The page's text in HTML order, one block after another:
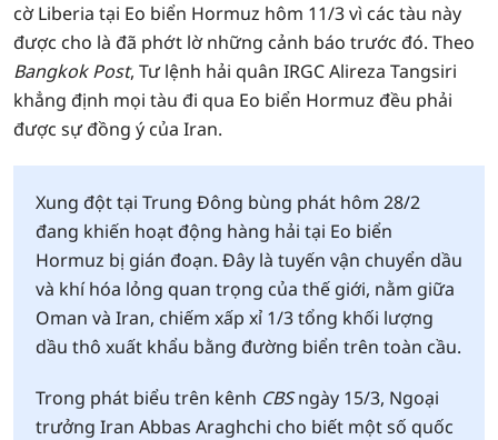
cờ Liberia tại Eo biển Hormuz hôm 11/3 vì các tàu này
được cho là đã phớt lờ những cảnh báo trước đó. Theo
Bangkok Post, Tư lệnh hải quân IRGC Alireza Tangsiri
khẳng định mọi tàu đi qua Eo biển Hormuz đều phải
được sự đồng ý của Iran.
Xung đột tại Trung Đông bùng phát hôm 28/2
đang khiến hoạt động hàng hải tại Eo biển
Hormuz bị gián đoạn. Đây là tuyến vận chuyển dầu
và khí hóa lỏng quan trọng của thế giới, nằm giữa
Oman và Iran, chiếm xấp xỉ 1/3 tổng khối lượng
dầu thô xuất khẩu bằng đường biển trên toàn cầu.
Trong phát biểu trên kênh CBSngày 15/3, Ngoại
trưởng Iran Abbas Araghchi cho biết một số quốc